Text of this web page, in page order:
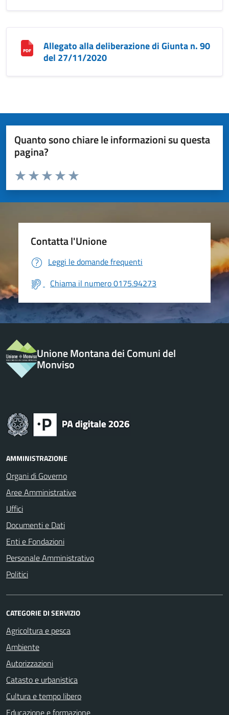
Allegato alla deliberazione di Giunta n. 90
del 27/11/2020
Quanto sono chiare le informazioni su questa
pagina?
Valuta da 1 a 5 stelle la pagina
Valuta 5 stelle su 5
Valuta 4 stelle su 5
Valuta 3 stelle su 5
Valuta 2 stelle su 5
Valuta 1 stelle su 5
Contatta l'Unione
Leggi le domande frequenti
Chiama il numero 0175.94273
Unione Montana dei Comuni del
Monviso
AMMINISTRAZIONE
Organi di Governo
Aree Amministrative
Uffici
Documenti e Dati
Enti e Fondazioni
Personale Amministrativo
Politici
CATEGORIE DI SERVIZIO
Agricoltura e pesca
Ambiente
Autorizzazioni
Catasto e urbanistica
Cultura e tempo libero
Educazione e formazione